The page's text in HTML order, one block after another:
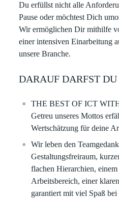
Du erfüllst nicht alle
Pause oder möchtest Dich
Wir ermöglichen Dir mithilfe
einer intensiven Einarbeitung
unsere Branche.
DARAUF DARFST
THE BEST OF ICT
Getreu unseres Mottos
Wertschätzung für deine
Wir leben den
Gestaltungsfreiraum,
flachen Hierarchien,
Arbeitsbereich, einer
garantiert mit viel Spaß